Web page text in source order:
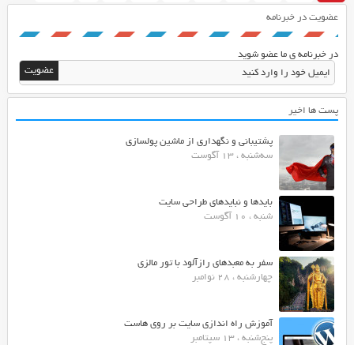
عضویت در خبرنامه
در خبرنامه ی ما عضو شوید
پست ها اخیر
پشتیبانی و نگهداری از ماشین پولسازی
سه‌شنبه ، 13 آگوست
بایدها و نبایدهای طراحی سایت
شنبه ، 10 آگوست
سفر به معبدهای رازآلود با تور مالزی
چهارشنبه ، 28 نوامبر
آموزش راه اندازی سایت بر روی هاست
پنج‌شنبه ، 13 سپتامبر